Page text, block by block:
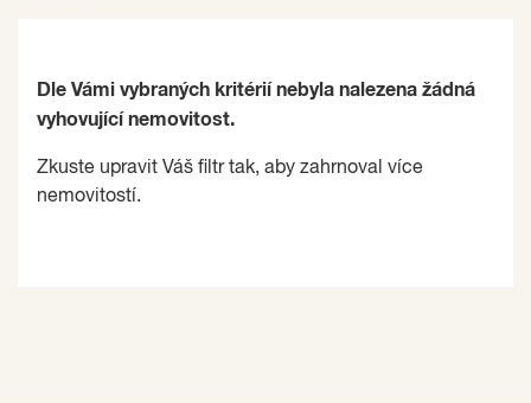
Dle Vámi vybraných kritérií nebyla nalezena žádná
vyhovující nemovitost.
Zkuste upravit Váš filtr tak, aby zahrnoval více
nemovitostí.